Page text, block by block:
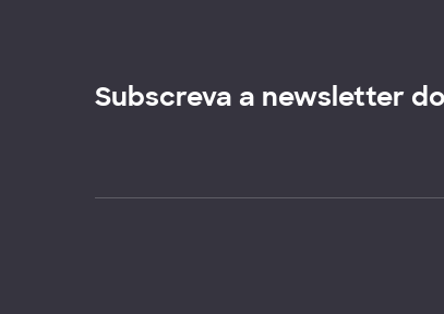
Subscreva a newsletter do